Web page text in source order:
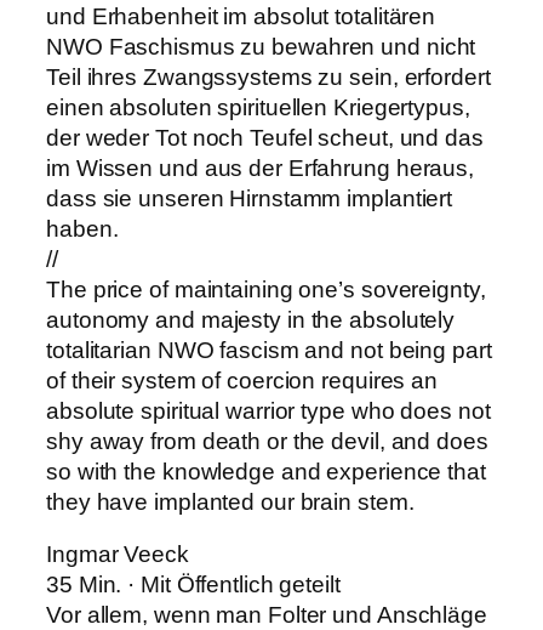
und Erhabenheit im absolut totalitären
NWO Faschismus zu bewahren und nicht
Teil ihres Zwangssystems zu sein, erfordert
einen absoluten spirituellen Kriegertypus,
der weder Tot noch Teufel scheut, und das
im Wissen und aus der Erfahrung heraus,
dass sie unseren Hirnstamm implantiert
haben.
//
The price of maintaining one’s sovereignty,
autonomy and majesty in the absolutely
totalitarian NWO fascism and not being part
of their system of coercion requires an
absolute spiritual warrior type who does not
shy away from death or the devil, and does
so with the knowledge and experience that
they have implanted our brain stem.
Ingmar Veeck
35 Min. · Mit Öffentlich geteilt
Vor allem, wenn man Folter und Anschläge